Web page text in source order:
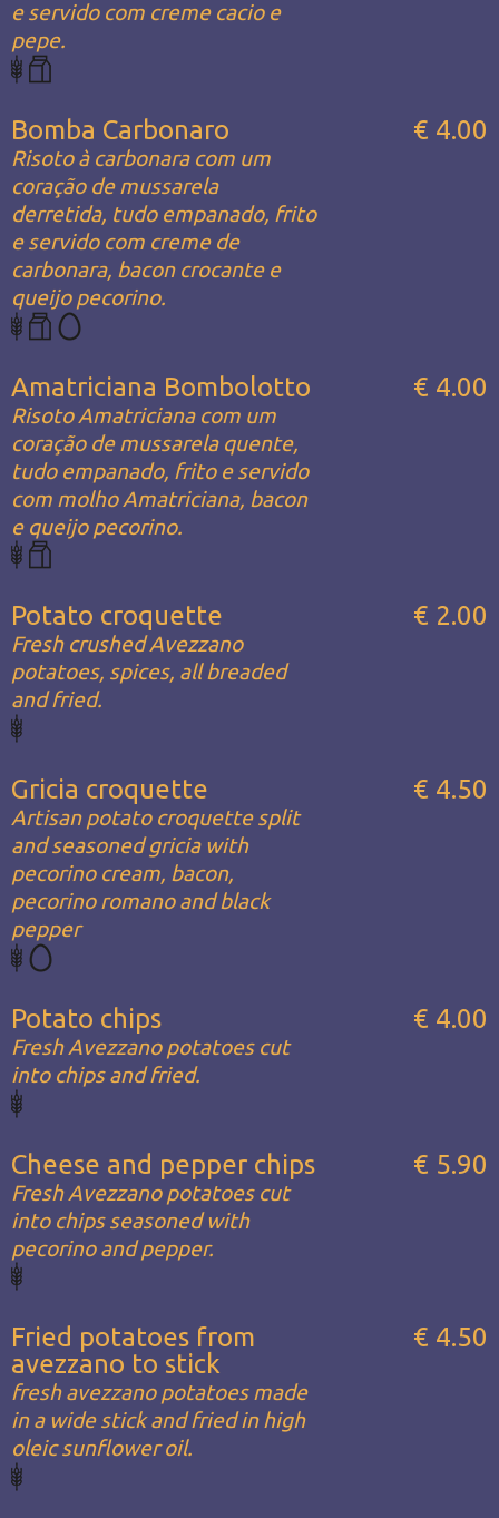
e servido com creme cacio e
pepe.
Bomba Carbonaro
Risoto à carbonara com um
coração de mussarela
derretida, tudo empanado, frito
e servido com creme de
carbonara, bacon crocante e
queijo pecorino.
€ 4.00
Amatriciana Bombolotto
Risoto Amatriciana com um
coração de mussarela quente,
tudo empanado, frito e servido
com molho Amatriciana, bacon
e queijo pecorino.
€ 4.00
Potato croquette
Fresh crushed Avezzano
potatoes, spices, all breaded
and fried.
€ 2.00
Gricia croquette
Artisan potato croquette split
and seasoned gricia with
pecorino cream, bacon,
pecorino romano and black
pepper
€ 4.50
Potato chips
Fresh Avezzano potatoes cut
into chips and fried.
€ 4.00
Cheese and pepper chips
Fresh Avezzano potatoes cut
into chips seasoned with
pecorino and pepper.
€ 5.90
Fried potatoes from
avezzano to stick
fresh avezzano potatoes made
in a wide stick and fried in high
oleic sunflower oil.
€ 4.50